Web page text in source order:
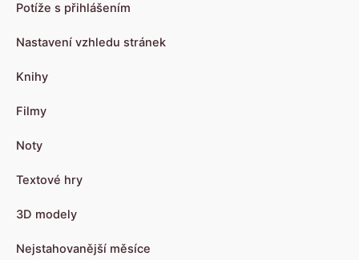
Potíže s přihlášením
Nastavení vzhledu stránek
Knihy
Filmy
Noty
Textové hry
3D modely
Nejstahovanější měsíce